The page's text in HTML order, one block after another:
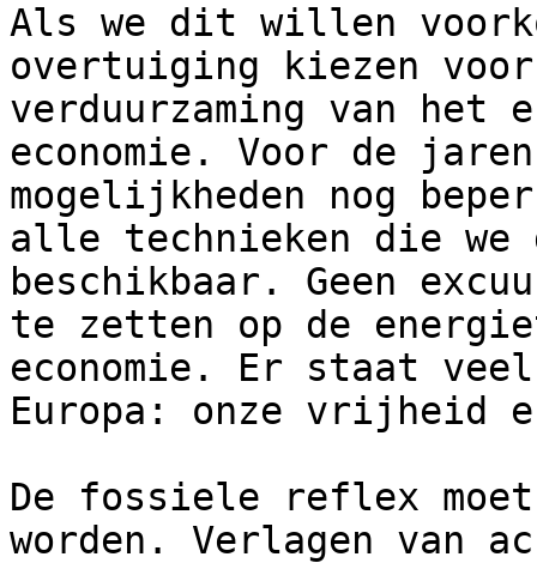
Als we dit willen
overtuiging kiezen
verduurzaming van het
economie. Voor de
mogelijkheden nog
alle technieken die we
beschikbaar. Geen
te zetten op de
economie. Er staat
Europa: onze vrijheid
De fossiele reflex moet
worden. Verlagen van